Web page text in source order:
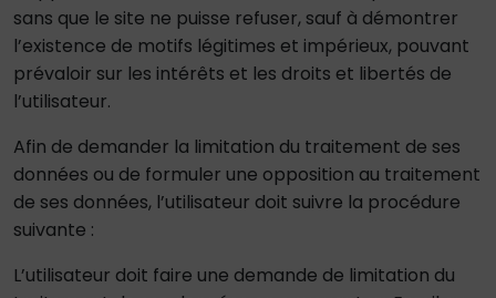
sans que le site ne puisse refuser, sauf à démontrer
l’existence de motifs légitimes et impérieux, pouvant
prévaloir sur les intérêts et les droits et libertés de
l’utilisateur.
Afin de demander la limitation du traitement de ses
données ou de formuler une opposition au traitement
de ses données, l’utilisateur doit suivre la procédure
suivante :
L’utilisateur doit faire une demande de limitation du